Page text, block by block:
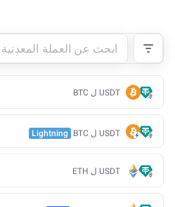
USDT ل BTC
USDT ل BTC Lightning
USDT ل ETH